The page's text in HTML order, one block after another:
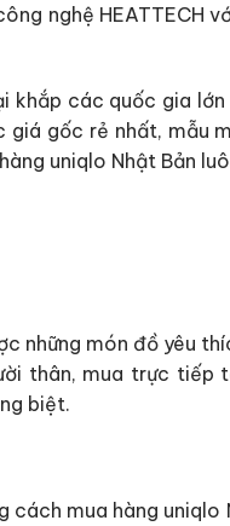
nghệ HEATTECH
các quốc gia lớn
giá gốc rẻ nhất, mẫu
uniqlo Nhật Bản
những món đồ yêu
thân, mua trực tiếp
biệt.
cách mua hàng uniqlo